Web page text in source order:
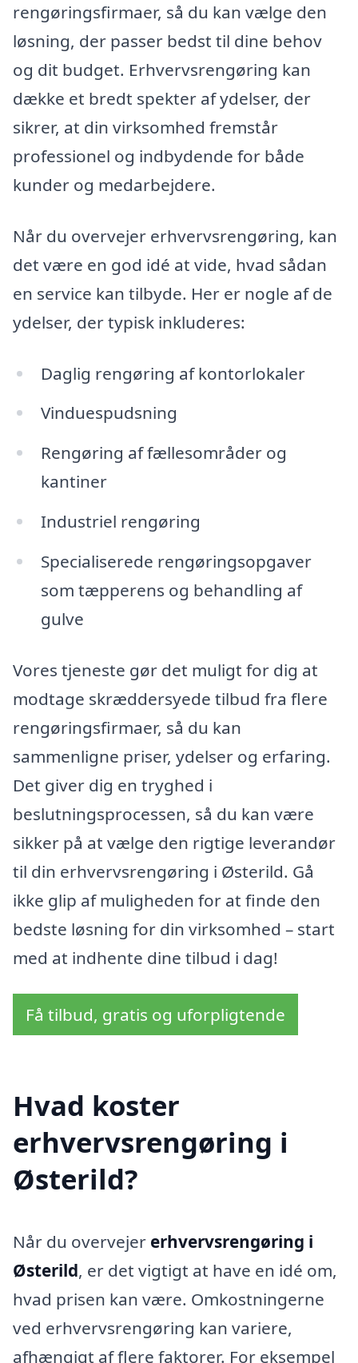
rengøringsfirmaer, så du kan vælge den
løsning, der passer bedst til dine behov
og dit budget. Erhvervsrengøring kan
dække et bredt spekter af ydelser, der
sikrer, at din virksomhed fremstår
professionel og indbydende for både
kunder og medarbejdere.
Når du overvejer erhvervsrengøring, kan
det være en god idé at vide, hvad sådan
en service kan tilbyde. Her er nogle af de
ydelser, der typisk inkluderes:
Daglig rengøring af kontorlokaler
Vinduespudsning
Rengøring af fællesområder og
kantiner
Industriel rengøring
Specialiserede rengøringsopgaver
som tæpperens og behandling af
gulve
Vores tjeneste gør det muligt for dig at
modtage skræddersyede tilbud fra flere
rengøringsfirmaer, så du kan
sammenligne priser, ydelser og erfaring.
Det giver dig en tryghed i
beslutningsprocessen, så du kan være
sikker på at vælge den rigtige leverandør
til din erhvervsrengøring i Østerild. Gå
ikke glip af muligheden for at finde den
bedste løsning for din virksomhed – start
med at indhente dine tilbud i dag!
Få tilbud, gratis og uforpligtende
Hvad koster
erhvervsrengøring i
Østerild?
Når du overvejer erhvervsrengøring i
Østerild, er det vigtigt at have en idé om,
hvad prisen kan være. Omkostningerne
ved erhvervsrengøring kan variere,
afhængigt af flere faktorer. For eksempel